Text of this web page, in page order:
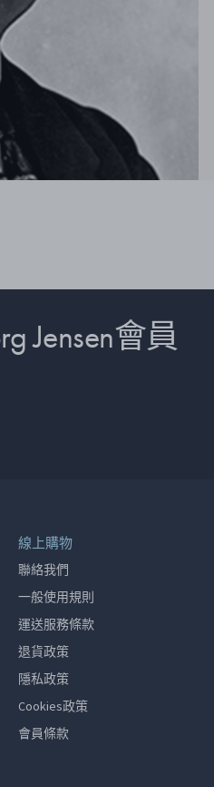
Jensen會員
線上購物
聯絡我們
一般使用規則
運送服務條款
退貨政策
隱私政策
Cookies政策
會員條款